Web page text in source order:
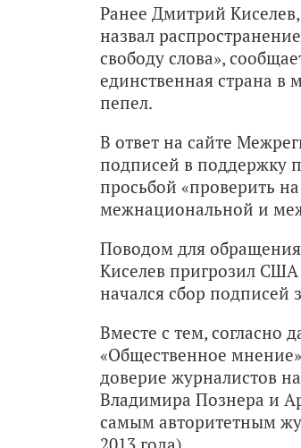
Ранее Дмитрий
назвал
свободу слова»,
единственная страна в
пепел.
В ответ на сайте
подписей в поддержку
просьбой «проверить
межнациональной и
Поводом для обращения
Киселев пригрозил
начался сбор подписей
Вместе с тем, согласно
«Общественное
доверие журналистов
Владимира Познера и
самым авторитетным